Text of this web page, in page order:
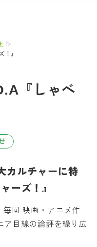
！』
『しゃべ
カルチャーに特
ーズ！』
回 映画・アニメ作
ア目線の論評を繰り広